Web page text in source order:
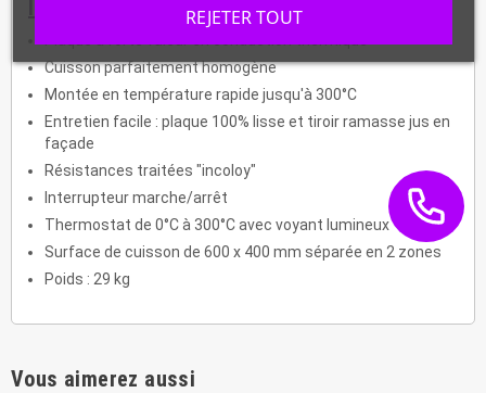
Cuisson parfaitement homogène
Montée en température rapide jusqu'à 300°C
Entretien facile : plaque 100% lisse et tiroir ramasse jus en
façade
Résistances traitées "incoloy"
Interrupteur marche/arrêt
Thermostat de 0°C à 300°C avec voyant lumineux
Surface de cuisson de 600 x 400 mm séparée en 2 zones
Poids : 29 kg
Vous aimerez aussi
REJETER TOUT